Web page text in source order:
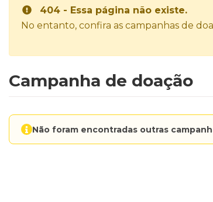
404 - Essa página não existe.
No entanto, confira as campanhas de
Campanha de doação
Não foram encontradas outras